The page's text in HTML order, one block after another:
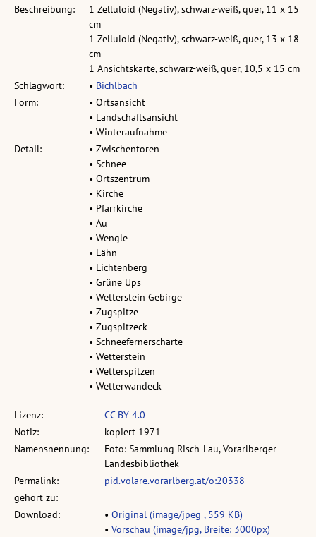
Beschreibung:
1 Zelluloid (Negativ), schwarz-weiß, quer, 11 x 15
cm
1 Zelluloid (Negativ), schwarz-weiß, quer, 13 x 18
cm
1 Ansichtskarte, schwarz-weiß, quer, 10,5 x 15 cm
Schlagwort:
• Bichlbach
Form:
• Ortsansicht
• Landschaftsansicht
• Winteraufnahme
Detail:
• Zwischentoren
• Schnee
• Ortszentrum
• Kirche
• Pfarrkirche
• Au
• Wengle
• Lähn
• Lichtenberg
• Grüne Ups
• Wetterstein Gebirge
• Zugspitze
• Zugspitzeck
• Schneefernerscharte
• Wetterstein
• Wetterspitzen
• Wetterwandeck
Lizenz:
CC BY 4.0
Notiz:
kopiert 1971
Namensnennung:
Foto: Sammlung Risch-Lau, Vorarlberger
Landesbibliothek
Permalink:
pid.volare.vorarlberg.at/o:20338
gehört zu:
Download:
• Original (image/jpeg , 559 KB)
• Vorschau (image/jpg, Breite: 3000px)